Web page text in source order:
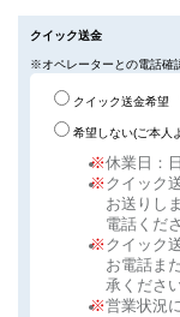
クイック送金
※オペレーターとの電話確
クイック送金希望
希望しない(ご本人
※休業日：
※ クイック
お送りし
電話くだ
※ クイック
お電話ま
承ください
※営業状況